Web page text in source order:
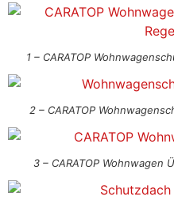
1 – CARATOP
2 – CARATOP
3 – CARATOP Wohnwagen